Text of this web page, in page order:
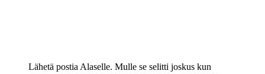
Lähetä postia Alaselle. Mulle se selitti joskus kun